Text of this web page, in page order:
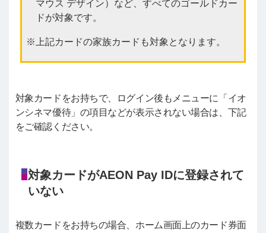
マウス デザイン）など、すべてのゴールドカー
ドが対象です。
上記カードの家族カードも対象となります。
対象カードをお持ちで、ログイン後もメニューに「イオ
ンシネマ優待」の項目などが表示されない場合は、下記
をご確認ください。
対象カードがAEON Pay IDに登録されて
いない
複数カードをお持ちの場合、ホーム画面上のカード券面